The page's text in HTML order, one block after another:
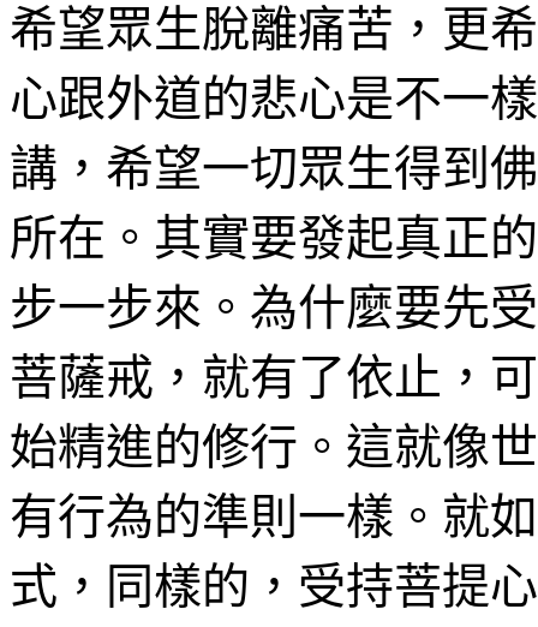
希望眾生脫離痛苦，更
心跟外道的悲心是不一
講，希望一切眾生得到
所在。其實要發起真正
步一步來。為什麼要先
菩薩戒，就有了依止，
始精進的修行。這就像
有行為的準則一樣。就
式，同樣的，受持菩提